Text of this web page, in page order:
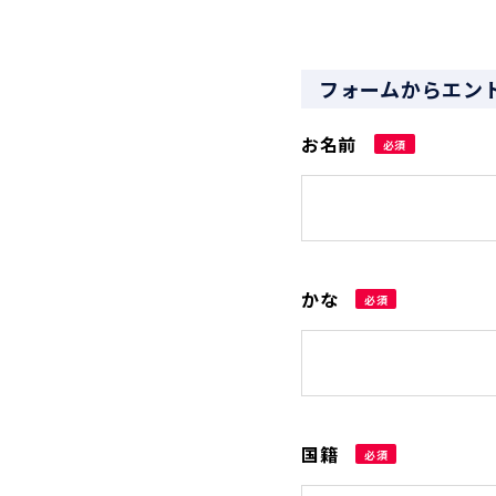
フォームからエン
お名前 必須
かな 必須
国籍 必須